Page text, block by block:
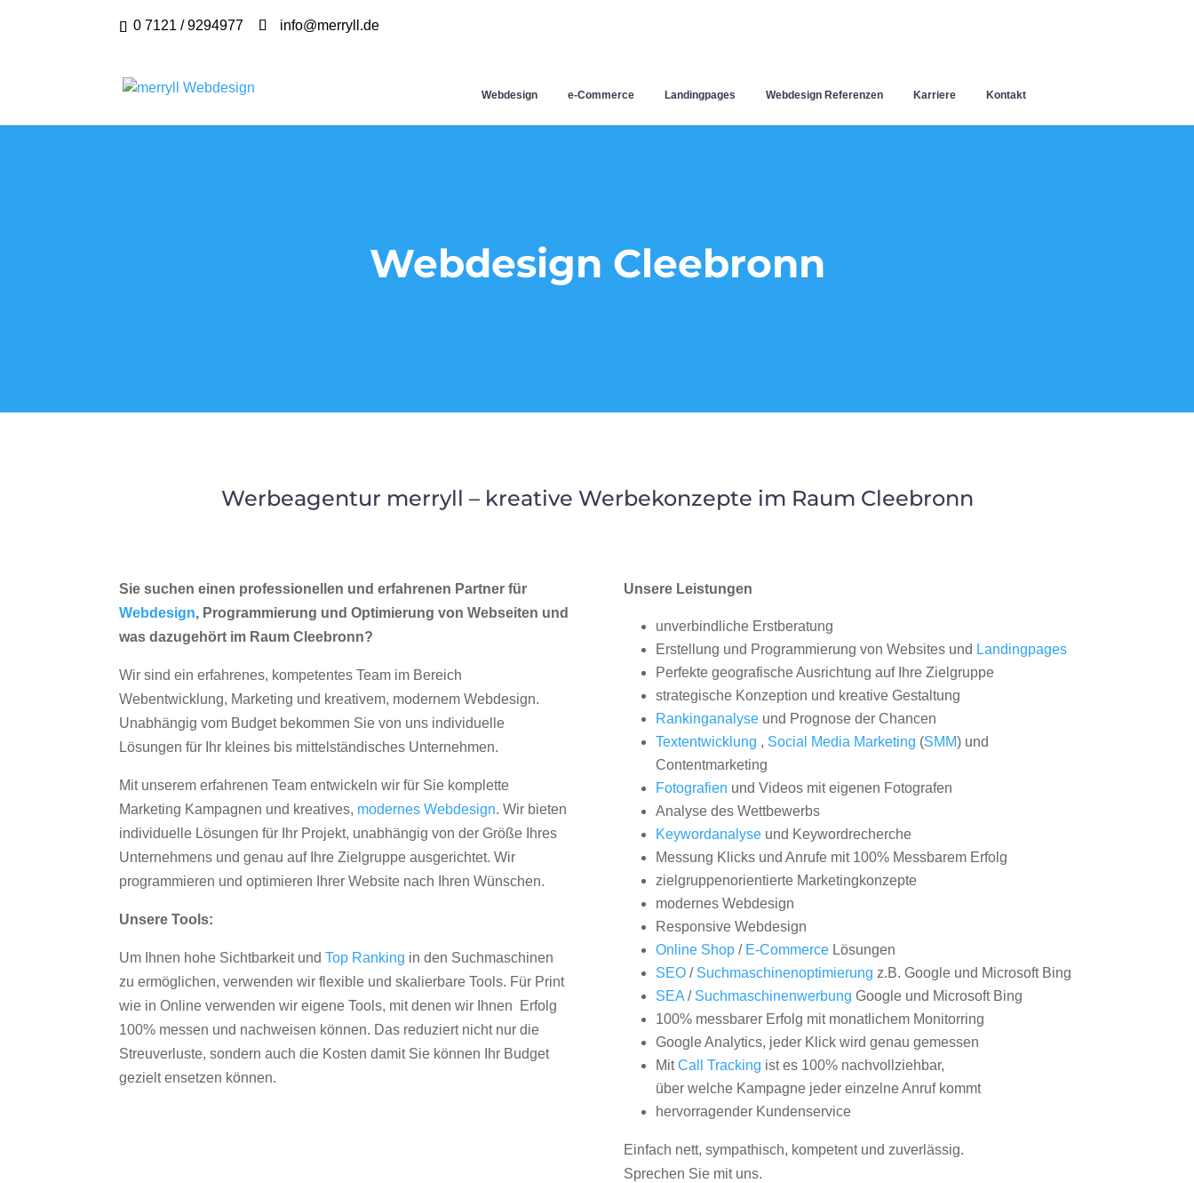
0 7121 / 9294977 info@merryll.de
Webdesign e-Commerce Landingpages Webdesign Referenzen Karriere Kontakt
Webdesign Cleebronn
Werbeagentur merryll – kreative Werbekonzepte im Raum Cleebronn
Sie suchen einen professionellen und erfahrenen Partner für
Webdesign, Programmierung und Optimierung von Webseiten und
was dazugehört im Raum Cleebronn?
Wir sind ein erfahrenes, kompetentes Team im Bereich
Webentwicklung, Marketing und kreativem, modernem Webdesign.
Unabhängig vom Budget bekommen Sie von uns individuelle
Lösungen für Ihr kleines bis mittelständisches Unternehmen.
Mit unserem erfahrenen Team entwickeln wir für Sie komplette
Marketing Kampagnen und kreatives, modernes Webdesign. Wir bieten
individuelle Lösungen für Ihr Projekt, unabhängig von der Größe Ihres
Unternehmens und genau auf Ihre Zielgruppe ausgerichtet. Wir
programmieren und optimieren Ihrer Website nach Ihren Wünschen.
Unsere Tools:
Um Ihnen hohe Sichtbarkeit undTop Ranking in den Suchmaschinen
zu ermöglichen, verwenden wir flexible und skalierbare Tools. Für Print
wie in Online verwenden wir eigene Tools, mit denen wir Ihnen Erfolg
100% messen und nachweisen können. Das reduziert nicht nur die
Streuverluste, sondern auch die Kosten damit Sie können Ihr Budget
gezielt ensetzen können.
Unsere Leistungen
unverbindliche Erstberatung
Erstellung und Programmierung von Websites und Landingpages
Perfekte geografische Ausrichtung auf Ihre Zielgruppe
strategische Konzeption und kreative Gestaltung
Rankinganalyseund Prognose der Chancen
Textentwicklung , Social Media Marketing (SMM) und
Contentmarketing
Fotografien und Videos mit eigenen Fotografen
Analyse des Wettbewerbs
Keywordanalyseund Keywordrecherche
Messung Klicks und Anrufe mit 100% Messbarem Erfolg
zielgruppenorientierte Marketingkonzepte
modernes Webdesign
Responsive Webdesign
Online Shop/ E-CommerceLösungen
SEO/ Suchmaschinenoptimierung z.B. Google und Microsoft Bing
SEA/ Suchmaschinenwerbung Google und Microsoft Bing
100% messbarer Erfolg mit monatlichem Monitorring
Google Analytics, jeder Klick wird genau gemessen
MitCall Tracking ist es 100% nachvollziehbar,
über welche Kampagne jeder einzelne Anruf kommt
hervorragender Kundenservice
Einfach nett, sympathisch, kompetent und zuverlässig.
Sprechen Sie mit uns.